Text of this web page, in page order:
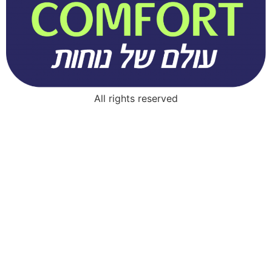
All rights reserved